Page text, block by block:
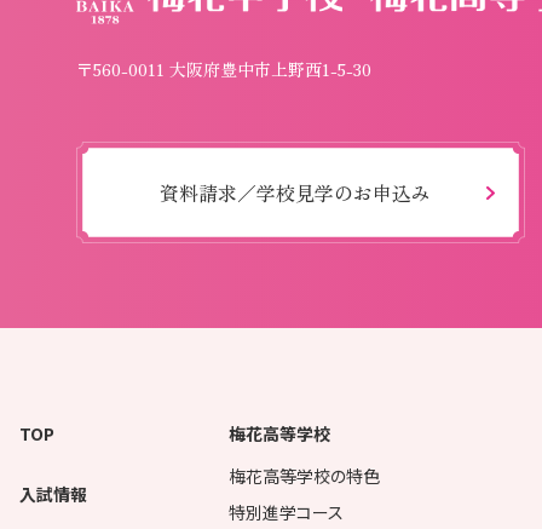
〒560-0011 大阪府豊中市上野西1-5-30
資料請求／学校見学のお申込み
TOP
入試情報
梅花高等学校
梅花高等学校の特色
特別進学コース